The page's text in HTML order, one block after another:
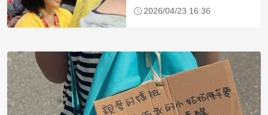
布忍尿5小時不喊累
2026/04/23 16:36